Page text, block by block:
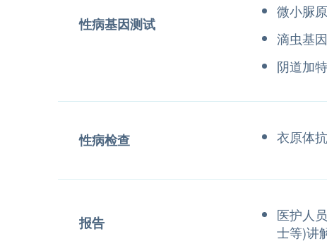
性病基因测试
微小脲
滴虫基
阴道加
性病检查 衣原体
报告
医护人
士等)讲